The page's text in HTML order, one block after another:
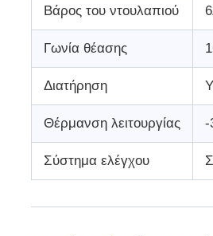
Βάρος του ντουλαπιού
Γωνία θέασης
Διατήρηση
Θέρμανση λειτουργίας -
Σύστημα ελέγχου